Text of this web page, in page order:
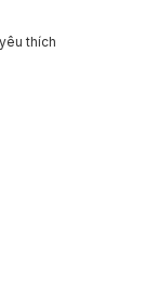
thích